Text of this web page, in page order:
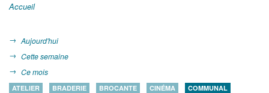
Accueil
Aujourd'hui
Cette semaine
Ce mois
ATELIER BRADERIE BROCANTE CINÉMA
COMMUNAL